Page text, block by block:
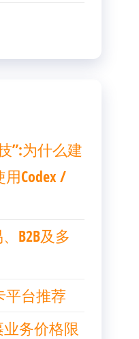
”:为什么建
Codex /
B2B及多
平台推荐
业务价格限